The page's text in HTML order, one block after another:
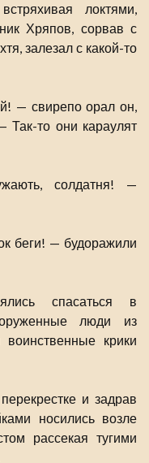
локтями,
Хряпов, сорвав с
залезал с какой-то
— свирепо орал он,
Так-то они караулят
солдатня! —
беги! — будоражили
спасаться в
люди из
крики
и задрав
носились возле
рассекая тугими